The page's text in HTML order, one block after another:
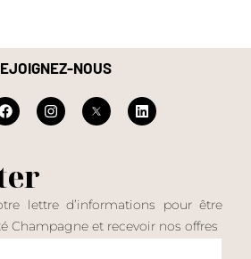
NOUS
lettre d’informations pour être
Champagne et recevoir nos offres